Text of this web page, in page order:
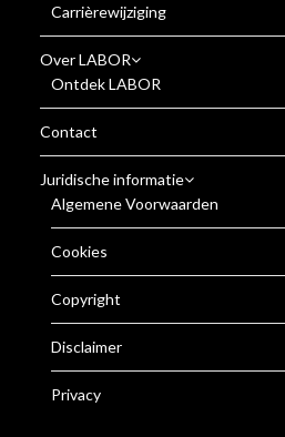
Carrièrewijziging
Over LABOR
Ontdek LABOR
Contact
Juridische informatie
Algemene Voorwaarden
Cookies
Copyright
Disclaimer
Privacy